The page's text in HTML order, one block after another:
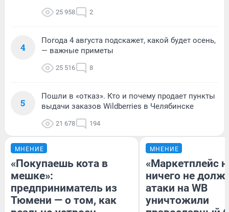
25 958 2
4
Погода 4 августа подскажет, какой будет осень,
— важные приметы
25 516 8
5
Пошли в «отказ». Кто и почему продает пункты
выдачи заказов Wildberries в Челябинске
21 678 194
МНЕНИЕ
«Покупаешь кота в
мешке»:
предприниматель из
Тюмени — о том, как
МНЕНИЕ
«Маркетплейс
ничего не
атаки на WB
уничтожили